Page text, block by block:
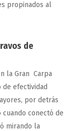
propinados al
de
la Gran Carpa
efectividad
por detrás
conectó de
mirando la